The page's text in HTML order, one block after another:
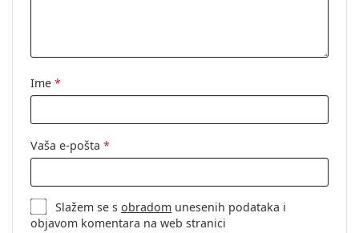
Ime *
Vaša e-pošta *
Slažem se sobradom unesenih podataka i
objavom komentara na web stranici